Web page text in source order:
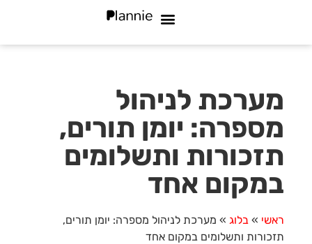
מערכת לניהול
מספרה: יומן תורים,
תזכורות ותשלומים
במקום אחד
ראשי » בלוג » מערכת לניהול מספרה: יומן תורים,
תזכורות ותשלומים במקום אחד